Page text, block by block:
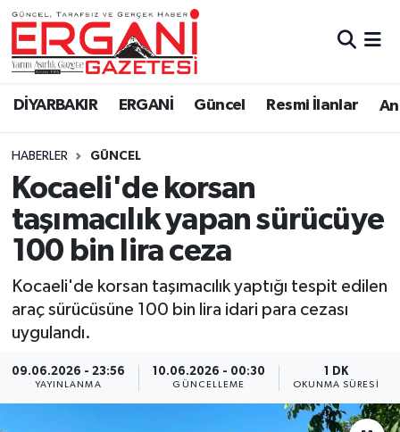
DİYARBAKIR ERGANİ Güncel Resmi İlanlar
HABERLER GÜNCEL
Kocaeli'de korsan
taşımacılık yapan sürücüye
100 bin lira ceza
Kocaeli'de korsan taşımacılık yaptığı tespit edilen
araç sürücüsüne 100 bin lira idari para cezası
uygulandı.
09.06.2026 - 23:56
YAYINLANMA
10.06.2026 - 00:30
GÜNCELLEME
1 DK
OKUNMA SÜRESI
DİYARBAKIR
BİSMİL
BAĞLAR
ERGANİ
Güncel
Resmi İlanlar
Sağlık
Si̇yaset
Spor
Ergani Nöbetçi Eczaneler
Ergani Hava Durumu
Ergani Trafik Yoğunluk Haritası
Süper Lig Puan Durumu ve Fikstür
Tüm Manşetler
Son Dakika Haberleri
Haber Arşivi